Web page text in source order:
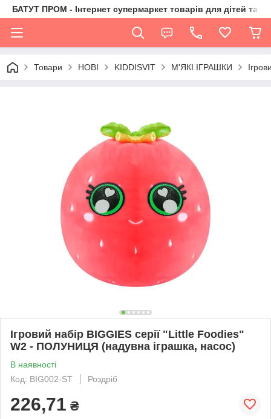
БАТУТ ПРОМ - Інтернет супермаркет товарів для дітей та їх
Товари НОВІ KIDDISVIT М'ЯКІ ІГРАШКИ
Ігровий набір BIGGIES серії "Little Foodies"
W2 - ПОЛУНИЦЯ (надувна іграшка, насос)
В наявності
Код: BIG002-ST
Роздріб
226,71 ₴